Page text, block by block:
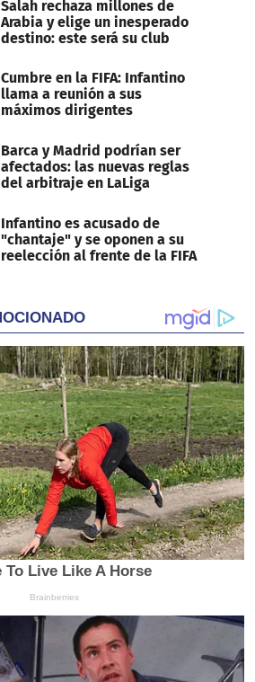
Salah rechaza millones de
Arabia y elige un inesperado
destino: este será su club
Cumbre en la FIFA: Infantino
llama a reunión a sus
máximos dirigentes
Barca y Madrid podrían ser
afectados: las nuevas reglas
del arbitraje en LaLiga
Infantino es acusado de
"chantaje" y se oponen a su
reelección al frente de la FIFA